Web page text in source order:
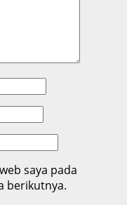
saya pada
berikutnya.